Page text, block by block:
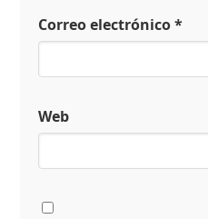
Correo electrónico*
Web